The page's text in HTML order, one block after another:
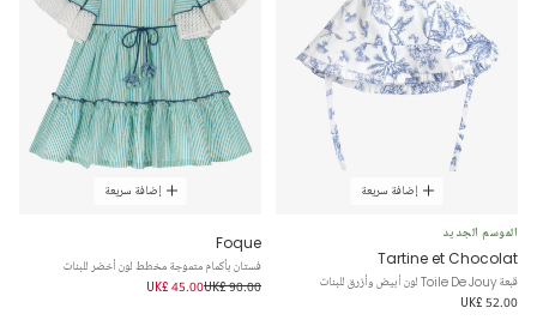
إضافة سريعة
الموسم الجديد
Tartine et Chocolat
قبعة Toile De Jouy لون أبيض وأزرق للبنات
UK£ 52.00
إضافة سريعة
Foque
فستان بأكمام متموجة مخطط لون أخضر للبنات
UK£ 90.00
UK£ 45.00